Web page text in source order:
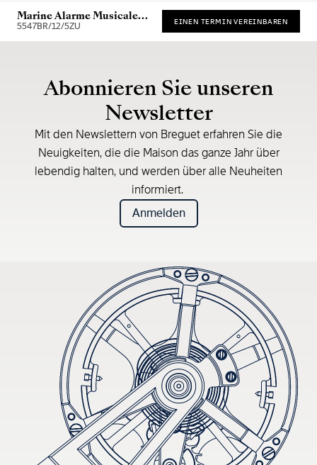
Marine Alarme Musicale
5547
5547BR/12/5ZU EINEN TERMIN VEREINBAREN
Abonnieren Sie unseren
Newsletter
Mit den Newslettern von Breguet erfahren Sie die
Neuigkeiten, die die Maison das ganze Jahr über
lebendig halten, und werden über alle Neuheiten
informiert.
Anmelden